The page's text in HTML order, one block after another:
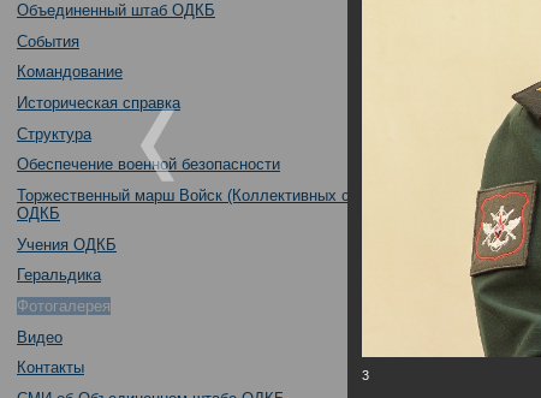
Объединенный штаб ОДКБ
События
Командование
Историческая справка
Структура
Обеспечение военной безопасности
Торжественный марш Войск (Коллективных сил)
ОДКБ
Учения ОДКБ
Геральдика
Фотогалерея
Видео
Контакты
Участие
3